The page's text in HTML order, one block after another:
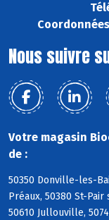
Nous suivre
Votre magasin
de :
50350 Donville-les-
Préaux, 50380 St-
50610 Jullouville,